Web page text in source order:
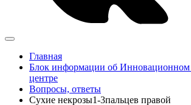
Главная
Блок информации об Инновационном
центре
Вопросы, ответы
Сухие некрозы1-3пальцев правой